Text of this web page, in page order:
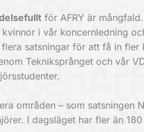
för AFRY är mångfald.
i vår koncernledning
satsningar för att få in
Tekniksprånget och vår
områden – som satsningen
I dagsläget har fler än